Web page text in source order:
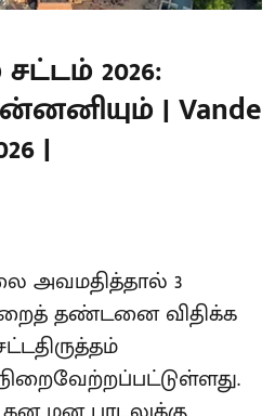
2026:
| Vande
|
அவமதித்தால் 3
தண்டனை விதிக்க